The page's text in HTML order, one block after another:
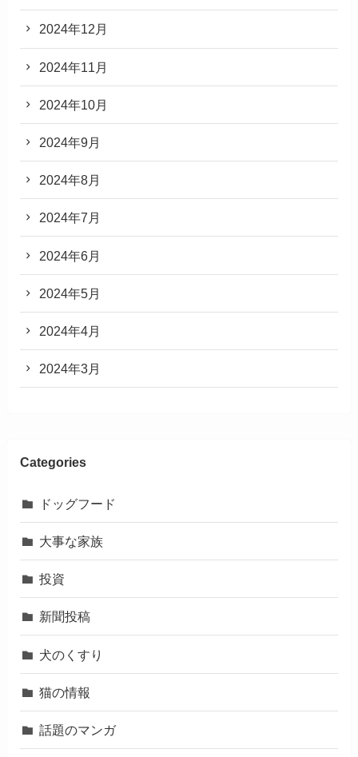
2024年12月
2024年11月
2024年10月
2024年9月
2024年8月
2024年7月
2024年6月
2024年5月
2024年4月
2024年3月
Categories
ドッグフード
大事な家族
投資
新聞投稿
犬のくすり
猫の情報
話題のマンガ